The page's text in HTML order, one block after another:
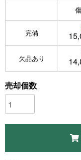
完備
欠品あり
売却個数